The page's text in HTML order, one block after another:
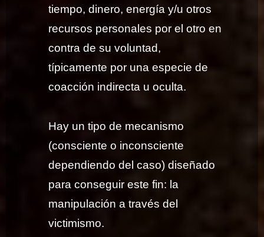
tiempo, dinero, energía y/u otros
recursos personales por el otro en
contra de su voluntad,
típicamente por una especie de
coacción indirecta u oculta.
Hay un tipo de mecanismo
(consciente o inconsciente
dependiendo del caso) diseñado
para conseguir este fin: la
manipulación a través del
victimismo.